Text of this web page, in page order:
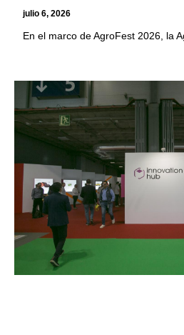
julio 6, 2026
En el marco de AgroFest 2026, la